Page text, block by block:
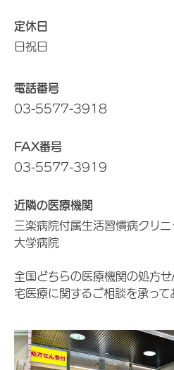
定休日
日祝日
電話番号
03-5577-3918
FAX番号
03-5577-3919
近隣の医療機関
三楽病院付属生活習慣病クリ
大学病院
全国どちらの医療機関の処方
宅医療に関するご相談を承って